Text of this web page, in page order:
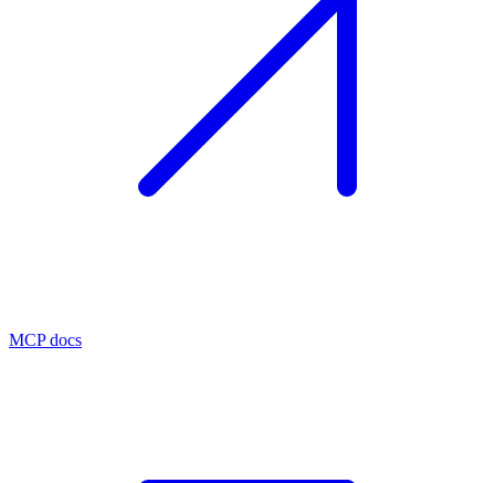
MCP docs